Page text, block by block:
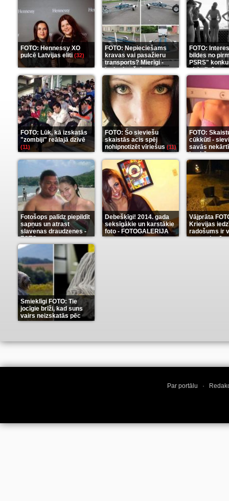
FOTO: Hennessy XO
pulcē Latvijas eliti(32)
FOTO: Nepieciešams
kravas vai pasažieru
transports? Mierīgi -
ieskaties šeit(35)
FOTO:
bildes no
PSRS"
aizkulisēm
FOTO: Lūk, kā izskatās
"zombiji" reālajā dzīvē
(11)
FOTO: Šo sieviešu
skaistās acis spēj
nohipnotizēt vīriešus (11)
FOTO:
cūkkūtī -
savās
istabās(12)
Fotošops palīdz piepildīt
sapņus un atrast
slavenas draudzenes -
FOTO(13)
Debešķīgi! 2014. gada
seksīgākie un karstākie
foto - FOTOGALERIJA
(9)
Vājprāta
Krievijas
radošums ir
Smieklīgi FOTO: Tie
jocīgie brīži, kad suns
vairs neizskatās pēc
suņa(11)
Par portālu ·